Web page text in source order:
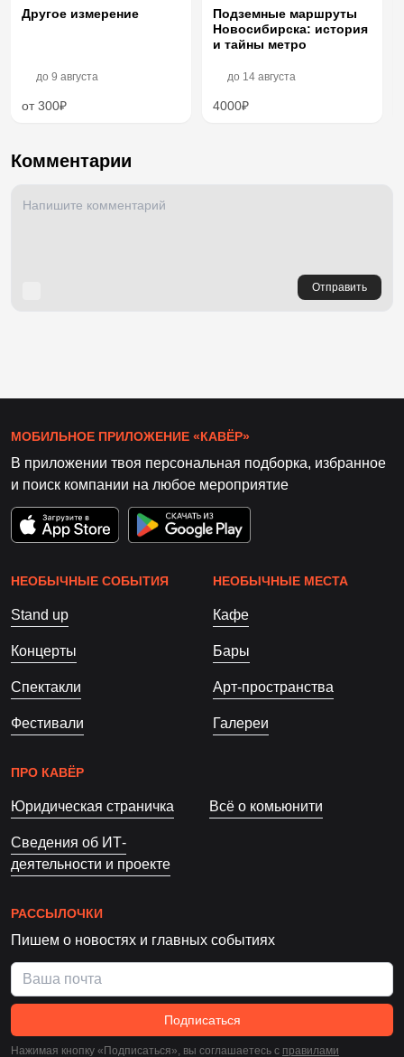
Другое измерение
до 9 августа
от 300₽
Подземные маршруты
Новосибирска: история
и тайны метро
до 14 августа
4000₽
Комментарии
Отправить
МОБИЛЬНОЕ ПРИЛОЖЕНИЕ «КАВЁР»
В приложении твоя персональная подборка, избранное
и поиск компании на любое мероприятие
НЕОБЫЧНЫЕ СОБЫТИЯ
Stand up
Концерты
Спектакли
Фестивали
НЕОБЫЧНЫЕ МЕСТА
Кафе
Бары
Арт-пространства
Галереи
ПРО КАВЁР
Юридическая страничка Всё о комьюнити
Сведения об ИТ-
деятельности и проекте
РАССЫЛОЧКИ
Пишем о новостях и главных событиях
Подписаться
Нажимая кнопку «Подписаться», вы соглашаетесь c правилами